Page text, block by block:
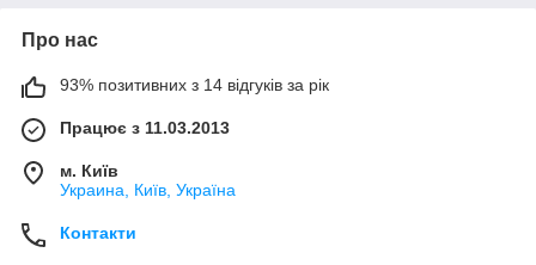
Про нас
93% позитивних з 14 відгуків за рік
Працює з 11.03.2013
м. Київ
Украина, Київ, Україна
Контакти